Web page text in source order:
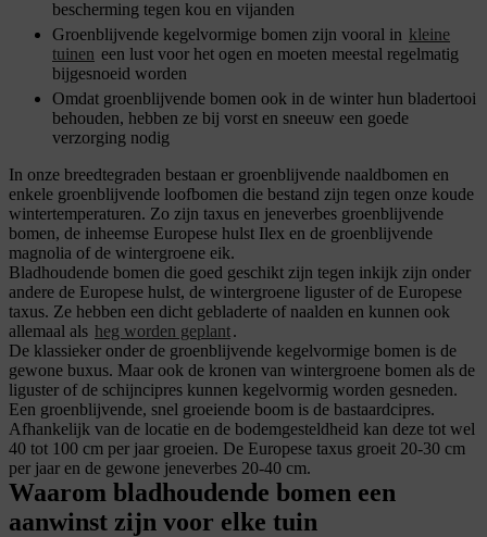
bescherming tegen kou en vijanden
Groenblijvende kegelvormige bomen zijn vooral in kleine
tuinen een lust voor het ogen en moeten meestal regelmatig
bijgesnoeid worden
Omdat groenblijvende bomen ook in de winter hun bladertooi
behouden, hebben ze bij vorst en sneeuw een goede
verzorging nodig
In onze breedtegraden bestaan er groenblijvende naaldbomen en
enkele groenblijvende loofbomen die bestand zijn tegen onze koude
wintertemperaturen. Zo zijn taxus en jeneverbes groenblijvende
bomen, de inheemse Europese hulst Ilex en de groenblijvende
magnolia of de wintergroene eik.
Bladhoudende bomen die goed geschikt zijn tegen inkijk zijn onder
andere de Europese hulst, de wintergroene liguster of de Europese
taxus. Ze hebben een dicht gebladerte of naalden en kunnen ook
allemaal als heg worden geplant.
De klassieker onder de groenblijvende kegelvormige bomen is de
gewone buxus. Maar ook de kronen van wintergroene bomen als de
liguster of de schijncipres kunnen kegelvormig worden gesneden.
Een groenblijvende, snel groeiende boom is de bastaardcipres.
Afhankelijk van de locatie en de bodemgesteldheid kan deze tot wel
40 tot 100 cm per jaar groeien. De Europese taxus groeit 20-30 cm
per jaar en de gewone jeneverbes 20-40 cm.
Waarom bladhoudende bomen een
aanwinst zijn voor elke tuin